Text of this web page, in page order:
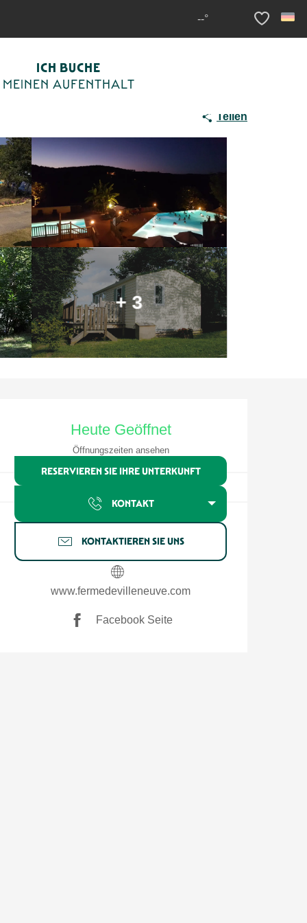
--°
Voir les
ICH BUCHE
MEINEN AUFENTHALT
Teilen
+ 3
&
Heute Geöffnet
Öffnungszeiten ansehen
RESERVIEREN SIE IHRE UNTERKUNFT
KONTAKT
KONTAKTIEREN SIE UNS
www.fermedevilleneuve.com
Facebook Seite